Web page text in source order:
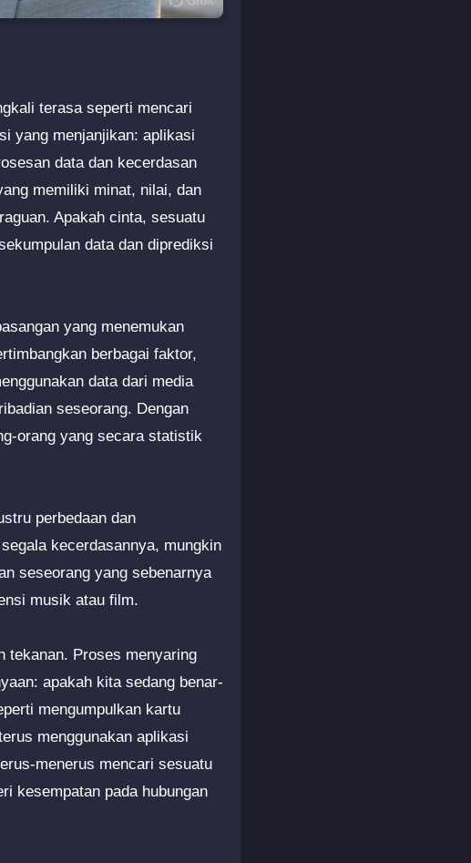
terasa seperti mencari
yang menjanjikan: aplikasi
data dan kecerdasan
memiliki minat, nilai, dan
Apakah cinta, sesuatu
data dan diprediksi
yang menemukan
berbagai faktor,
data dari media
seseorang. Dengan
orang yang secara statistik
perbedaan dan
kecerdasannya, mungkin
seseorang yang sebenarnya
musik atau film.
tekanan. Proses menyaring
apakah kita sedang benar-
mengumpulkan kartu
menggunakan aplikasi
menerus mencari sesuatu
kesempatan pada hubungan